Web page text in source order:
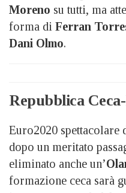
Moreno su tutti, ma
forma di Ferran
Dani Olmo.
Repubblica
Euro2020 spettacolare
dopo un meritato
eliminato anche un’
formazione ceca sarà